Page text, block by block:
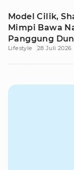
Model Cilik,
Mimpi Bawa
Panggung
Lifestyle 28 Juli 2026